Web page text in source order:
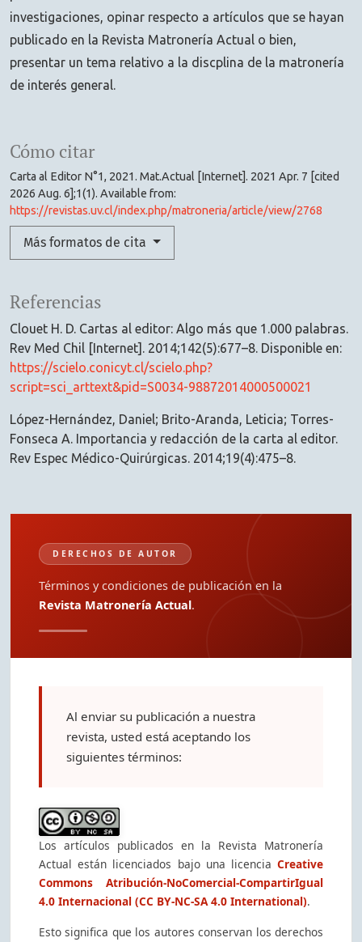
Cómo citar
Carta al Editor N°1, 2021. Mat.Actual [Internet]. 2021 Apr. 7 [cited
2026 Aug. 6];1(1). Available from:
https://revistas.uv.cl/index.php/matroneria/article/view/2768
Más formatos de cita
investigaciones, opinar respecto a artículos que se hayan
publicado en la Revista Matronería Actual o bien,
presentar un tema relativo a la discplina de la matronería
de interés general.
Referencias
Clouet H. D. Cartas al editor: Algo más que 1.000 palabras.
Rev Med Chil [Internet]. 2014;142(5):677–8. Disponible en:
https://scielo.conicyt.cl/scielo.php?
script=sci_arttext&pid=S0034-98872014000500021
López-Hernández, Daniel; Brito-Aranda, Leticia; Torres-
Fonseca A. Importancia y redacción de la carta al editor.
Rev Espec Médico-Quirúrgicas. 2014;19(4):475–8.
DERECHOS DE AUTOR
Términos y condiciones de publicación en la
Revista Matronería Actual.
Al enviar su publicación a nuestra
revista, usted está aceptando los
siguientes términos:
Los artículos publicados en la Revista Matronería
Actual están licenciados bajo una licencia Creative
Commons Atribución-NoComercial-CompartirIgual
4.0 Internacional (CC BY-NC-SA 4.0 International).
Esto significa que los autores conservan los derechos